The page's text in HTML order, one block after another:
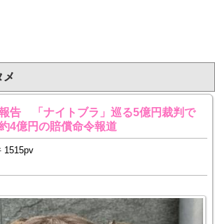
メ
告 「ナイトブラ」巡る5億円裁判で
4億円の賠償命令報道
1515pv